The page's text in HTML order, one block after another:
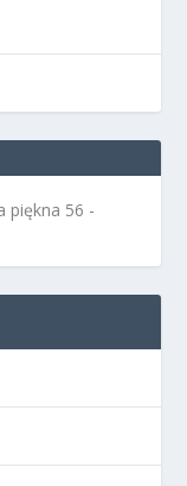
piękna 56 -